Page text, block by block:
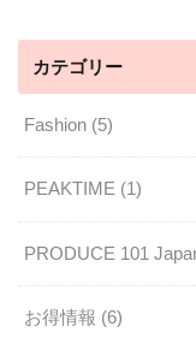
カテゴリー
Fashion (5)
PEAKTIME (1)
PRODUCE 101
お得情報 (6)